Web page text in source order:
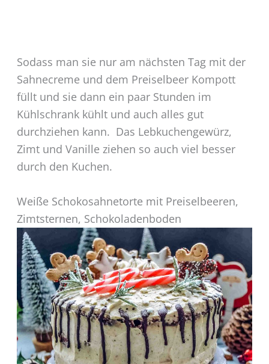
Sodass man sie nur am nächsten Tag mit der
Sahnecreme und dem Preiselbeer Kompott
füllt und sie dann ein paar Stunden im
Kühlschrank kühlt und auch alles gut
durchziehen kann. Das Lebkuchengewürz,
Zimt und Vanille ziehen so auch viel besser
durch den Kuchen.
Weiße Schokosahnetorte mit Preiselbeeren,
Zimtsternen, Schokoladenboden